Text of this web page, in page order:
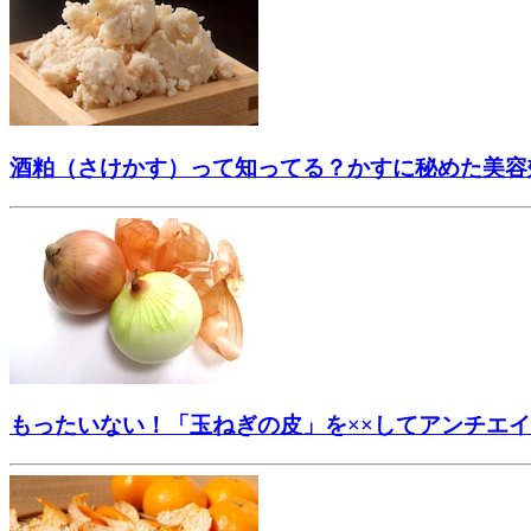
酒粕（さけかす）って知ってる？かすに秘めた美
もったいない！「玉ねぎの皮」を××してアンチエ